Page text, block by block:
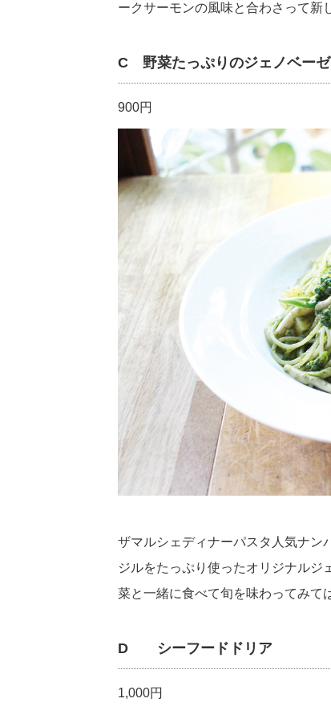
ークサーモンの風味と合わさって新
C 野菜たっぷりのジェノベーゼ
900円
ザマルシェディナーパスタ人気ナン
ジルをたっぷり使ったオリジナルジ
菜と一緒に食べて旬を味わってみて
D シーフードドリア
1,000円